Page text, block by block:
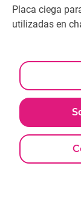
Placa ciega
utilizadas en